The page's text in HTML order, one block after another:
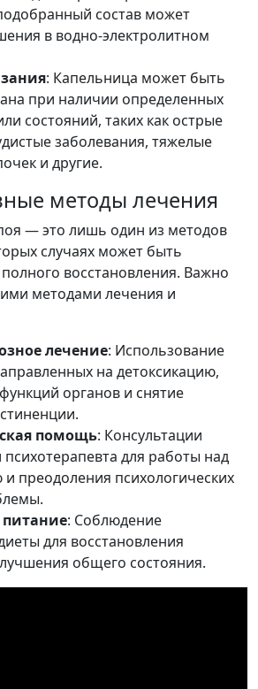
состав может
в водно-электролитном
: Капельница может быть
при наличии определенных
состояний, таких как острые
заболевания, тяжелые
и другие.
методы лечения
— это лишь один из методов
случаях может быть
восстановления. Важно
методами лечения и
лечение: Использование
на детоксикацию,
органов и снятие
помощь: Консультации
психотерапевта для работы над
преодоления психологических
: Соблюдение
для восстановления
общего состояния.